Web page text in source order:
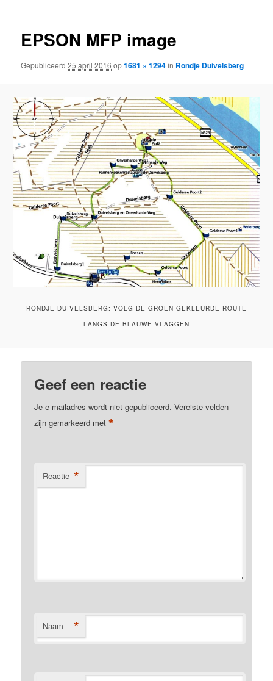
EPSON MFP image
Gepubliceerd25 april 2016 op1681 × 1294in Rondje Duivelsberg
RONDJE DUIVELSBERG: VOLG DE GROEN GEKLEURDE ROUTE
LANGS DE BLAUWE VLAGGEN
Geef een reactie
Je e-mailadres wordt niet gepubliceerd. Vereiste velden
zijn gemarkeerd met*
Reactie *
Naam *